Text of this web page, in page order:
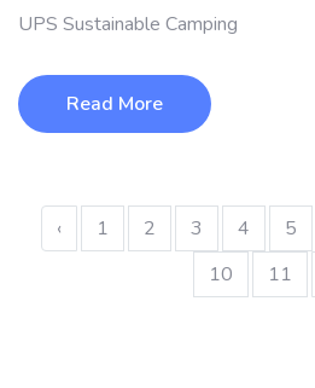
UPS Sustainable Camping
Read More
‹ 1 2 3 4 5
10
11